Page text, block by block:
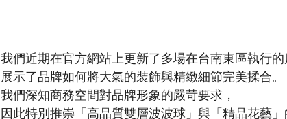
我們近期在官方網站上更新了多場在台南東區執行的
展示了品牌如何將大氣的裝飾與精緻細節完美揉合。
我們深知商務空間對品牌形象的嚴苛要求，
因此特別推崇「高品質雙層波波球」與「精品花藝」